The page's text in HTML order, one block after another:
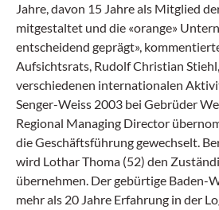
Jahre, davon 15 Jahre als Mitglied
mitgestaltet und die «orange»
entscheidend geprägt»,
Aufsichtsrats, Rudolf Christian
verschiedenen internationalen
Senger-Weiss 2003 bei Gebrüder
Regional Managing Director
die Geschäftsführung gewechselt.
wird Lothar Thoma (52) den
übernehmen. Der gebürtige Baden-
mehr als 20 Jahre Erfahrung in der